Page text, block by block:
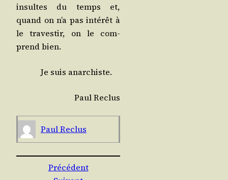
insultes du temps et,
quand on n’a pas inté­rêt à
le tra­ves­tir, on le com­
prend bien.
Je suis anarchiste.
Paul Reclus
Paul Reclus
Précédent